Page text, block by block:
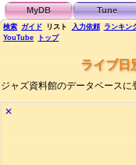
MyDB Tune
検索 ガイド リスト 入力依頼 ランキン
YouTube
トップ
ライブ日
ジャズ資料館のデータベースに
✕